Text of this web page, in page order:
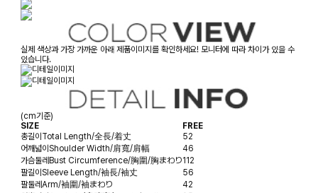
실제 색상과 가장 가까운 아래 제품이미지를 확인하세요! 모니터에 따라 차이가 있을 수
있습니다.
(cm기준)
SIZE
FREE
총길이Total Length/全長/着丈
52
어깨넓이Shoulder Width/肩寬/肩幅
46
가슴둘레Bust Circumference/胸圍/胸まわり112
팔길이Sleeve Length/袖長/袖丈
56
팔둘레Arm/袖圍/袖まわり
42